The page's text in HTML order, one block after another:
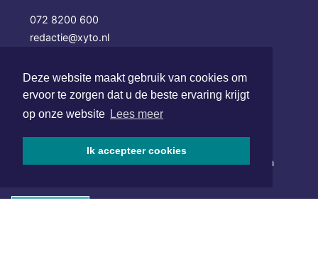
Deze website maakt gebruik van cookies om
ervoor te zorgen dat u de beste ervaring krijgt
op onze website Lees meer
Ik accepteer cookies
072 8200 600
redactie@xyto.nl
SOCIAL MEDIA
NIEUWSBRIEF AANMELDEN
Schrijf je in voor onze nieuwsbrief en krijg wekelijks een